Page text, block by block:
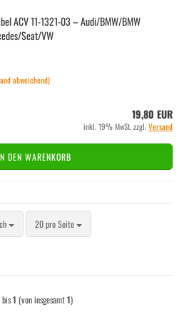
ACV 11-​1321-​03 – Audi/BMW/BMW
Seat/VW
abweichend)
19,80 EUR
inkl. 19% MwSt. zzgl.Versand
DEN WARENKORB
20 pro Seite
pro Seite
bis1 (von insgesamt1)